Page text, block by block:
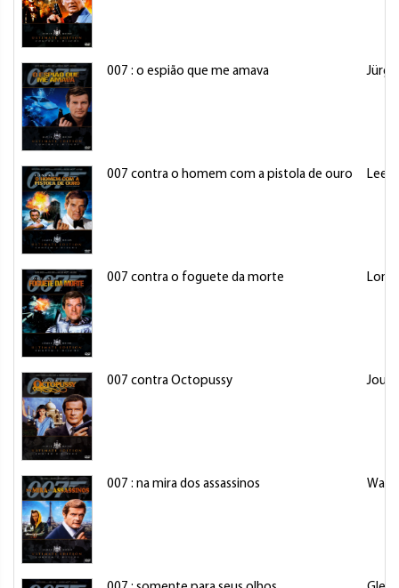
007 : o espião que me amava
007 contra o homem com a pistola de ouro Lee,
007 contra o foguete da morte
007 contra Octopussy
007 : na mira dos assassinos